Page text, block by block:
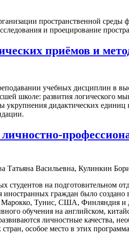
пространственной
и проецирование
приёмов и
учебных дисциплин в
школе: развития логического
укрупнения дидактических
Татьяна Васильевна, Кулинкин
студентов на подготовительном
граждан было
Тунис, США, Финляндия и
обучения на английском,
личностные качества,
особое место в этих